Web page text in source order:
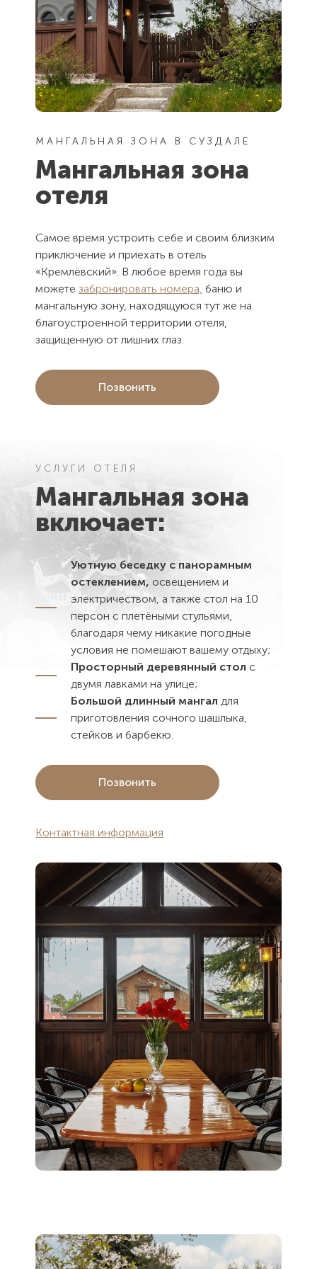
МАНГАЛЬНАЯ ЗОНА В СУЗДАЛЕ
Мангальная зона
отеля
Самое время устроить себе и своим близким
приключение и приехать в отель
«Кремлёвский». В любое время года вы
можете забронировать номера, баню и
мангальную зону, находящуюся тут же на
благоустроенной территории отеля,
защищенную от лишних глаз.
Позвонить
УСЛУГИ ОТЕЛЯ
Мангальная зона
включает:
Уютную беседку с панорамным
остеклением, освещением и
электричеством, а также стол на 10
персон с плетёными стульями,
благодаря чему никакие погодные
условия не помешают вашему отдыху;
Просторный деревянный стол с
двумя лавками на улице;
Большой длинный мангал для
приготовления сочного шашлыка,
стейков и барбекю.
Позвонить
Контактная информация